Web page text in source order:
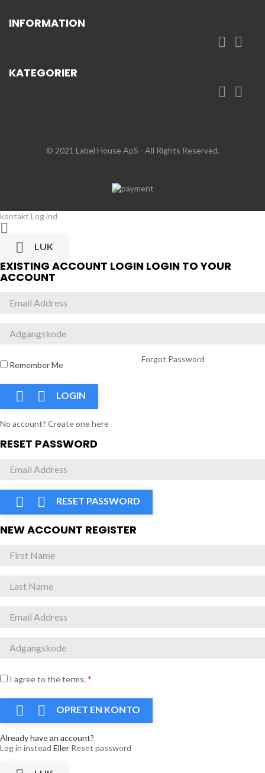
INFORMATION
 
KATEGORIER
 
© 2021 Label House ApS - All Rights Reserved.
kontakt Log ind


LUK
EXISTING ACCOUNT LOGIN LOGIN TO YOUR
ACCOUNT
Remember Me
Forgot Password
  LOGIN
No account? Create one here
RESET PASSWORD
  RESET PASSWORD
NEW ACCOUNT REGISTER
I agree to the terms. *
  OPRET EN KONTO
Already have an account?
Log in instead Eller Reset password